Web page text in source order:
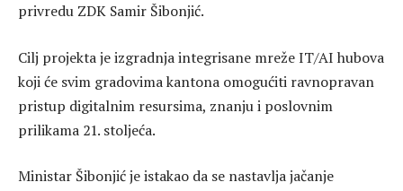
privredu ZDK Samir Šibonjić.
Cilj projekta je izgradnja integrisane mreže IT/AI hubova
koji će svim gradovima kantona omogućiti ravnopravan
pristup digitalnim resursima, znanju i poslovnim
prilikama 21. stoljeća.
Ministar Šibonjić je istakao da se nastavlja jačanje